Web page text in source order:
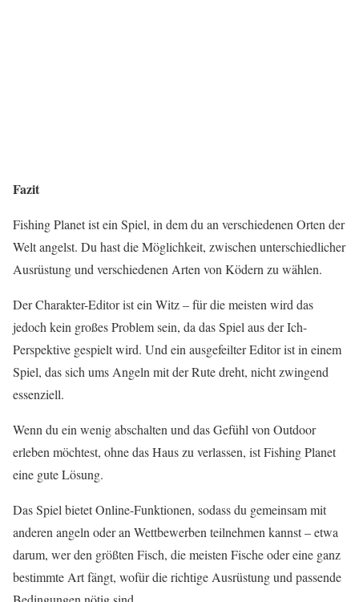
Fazit
Fishing Planet ist ein Spiel, in dem du an verschiedenen Orten der
Welt angelst. Du hast die Möglichkeit, zwischen unterschiedlicher
Ausrüstung und verschiedenen Arten von Ködern zu wählen.
Der Charakter-Editor ist ein Witz – für die meisten wird das
jedoch kein großes Problem sein, da das Spiel aus der Ich-
Perspektive gespielt wird. Und ein ausgefeilter Editor ist in einem
Spiel, das sich ums Angeln mit der Rute dreht, nicht zwingend
essenziell.
Wenn du ein wenig abschalten und das Gefühl von Outdoor
erleben möchtest, ohne das Haus zu verlassen, ist Fishing Planet
eine gute Lösung.
Das Spiel bietet Online-Funktionen, sodass du gemeinsam mit
anderen angeln oder an Wettbewerben teilnehmen kannst – etwa
darum, wer den größten Fisch, die meisten Fische oder eine ganz
bestimmte Art fängt, wofür die richtige Ausrüstung und passende